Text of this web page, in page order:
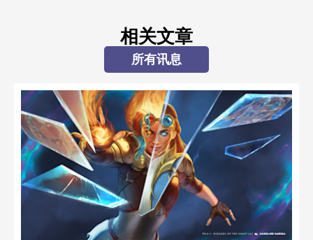
相关文章
所有讯息